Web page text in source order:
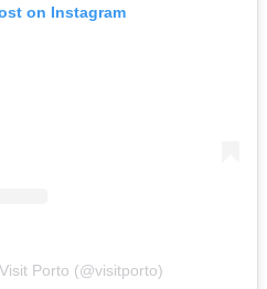
on Instagram
Porto (@visitporto)